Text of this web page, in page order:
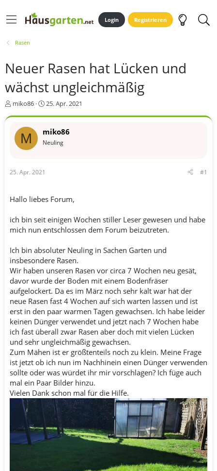
Login Registrieren
Rasen
Neuer Rasen hat Lücken und
wächst ungleichmäßig
E
e
r
miko86
E
t
l
25. Apr. 2021
M miko86
Neuling
25. Apr. 2021 #1
Hallo liebes Forum,
ich bin seit einigen Wochen stiller Leser gewesen und habe
mich nun entschlossen dem Forum beizutreten.
Ich bin absoluter Neuling in Sachen Garten und
insbesondere Rasen.
Wir haben unseren Rasen vor circa 7 Wochen neu gesät,
davor wurde der Boden mit einem Bodenfräser
aufgelockert. Da es im März noch sehr kalt war hat der
neue Rasen fast 4 Wochen auf sich warten lassen und ist
erst in den paar warmen Tagen gewachsen. Ich habe leider
keinen Dünger verwendet und jetzt nach 7 Wochen habe
ich fast überall zwar Rasen aber doch mit vielen Lücken
und sehr ungleichmäßig gewachsen.
Zum Mähen ist er größtenteils noch zu klein. Meine Frage
ist jetzt ob ich nun im Nachhinein einen Dünger verwenden
sollte oder was würdet ihr mir vorschlagen? Ich füge auch
mal ein Paar Bilder hinzu.
Vielen Dank schon mal für die Hilfe.